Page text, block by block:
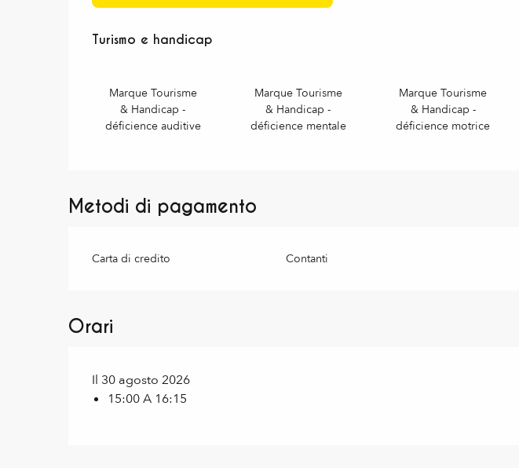
Turismo e handicap
Turismo e handicap
Marque Tourisme
& Handicap -
déficience auditive
Marque Tourisme
& Handicap -
déficience mentale
Marque Tourisme
& Handicap -
déficience motrice
Metodi di pagamento
Carta di credito Contanti
Orari
Il 30 agosto 2026
15:00 A 16:15